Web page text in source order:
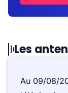
Les
Au 09/08/